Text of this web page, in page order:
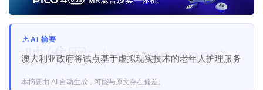
AI 摘要
澳大利亚政府将试点基于虚拟现实技术的老年人护理服务
本摘要由 AI 自动生成，可能与原文存在偏差。
映维网（nweon.com）